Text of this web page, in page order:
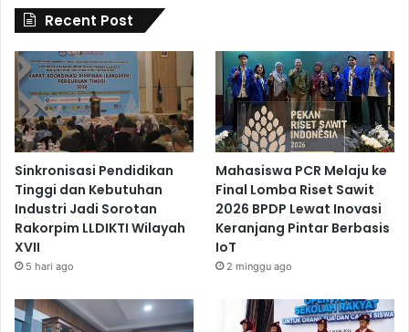
Recent Post
Sinkronisasi Pendidikan
Tinggi dan Kebutuhan
Industri Jadi Sorotan
Rakorpim LLDIKTI Wilayah
XVII
5 hari ago
Mahasiswa PCR Melaju ke
Final Lomba Riset Sawit
2026 BPDP Lewat Inovasi
Keranjang Pintar Berbasis
IoT
2 minggu ago